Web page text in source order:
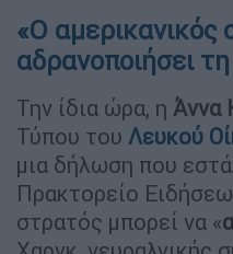
«Ο αμερικανικός
αδρανοποιήσει
Την ίδια ώρα, η Άννα
Τύπου του Λευκού
μια δήλωση που
Πρακτορείο
στρατός μπορεί να «